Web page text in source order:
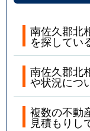
南佐久郡北
を探してい
南佐久郡北
や状況につ
複数の不動
見積もりし